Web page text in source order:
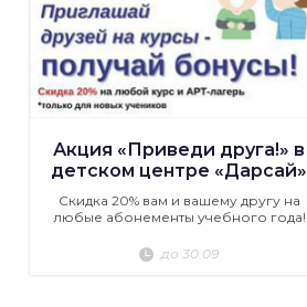
Акция «Приведи друга!» в
детском центре «Дарсай»
Скидка 20% вам и вашему другу на
любые абонементы учебного года!
до 30.09